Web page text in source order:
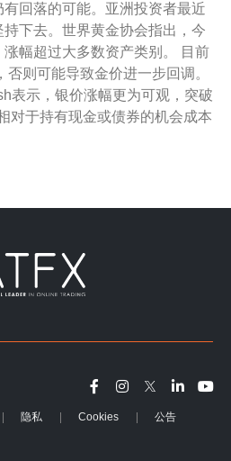
回落的可能。亚洲投资者最近
下去。世界黄金协会指出，今
幅超过大多数资产类别。 目前
则可能导致金价进一步回调。
表示，银价涨幅更为可观，突破
对于持有现金或债券的机会成本
隐私 Cookies 公告